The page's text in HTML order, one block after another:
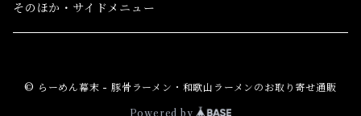
そのほか・サイドメニュー
© らーめん幕末 - 豚骨ラーメン・和歌山ラーメンのお取り寄せ通販
Powered by